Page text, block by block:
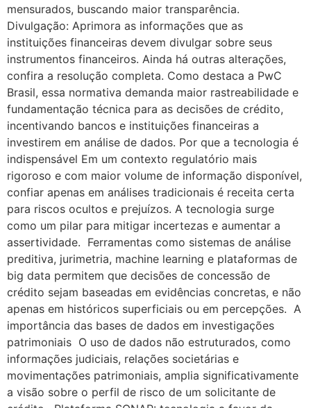
mensurados, buscando maior transparência.
Divulgação: Aprimora as informações que as
instituições financeiras devem divulgar sobre seus
instrumentos financeiros. Ainda há outras alterações,
confira a resolução completa. Como destaca a PwC
Brasil, essa normativa demanda maior rastreabilidade e
fundamentação técnica para as decisões de crédito,
incentivando bancos e instituições financeiras a
investirem em análise de dados. Por que a tecnologia é
indispensável Em um contexto regulatório mais
rigoroso e com maior volume de informação disponível,
confiar apenas em análises tradicionais é receita certa
para riscos ocultos e prejuízos. A tecnologia surge
como um pilar para mitigar incertezas e aumentar a
assertividade. Ferramentas como sistemas de análise
preditiva, jurimetria, machine learning e plataformas de
big data permitem que decisões de concessão de
crédito sejam baseadas em evidências concretas, e não
apenas em históricos superficiais ou em percepções. A
importância das bases de dados em investigações
patrimoniais O uso de dados não estruturados, como
informações judiciais, relações societárias e
movimentações patrimoniais, amplia significativamente
a visão sobre o perfil de risco de um solicitante de